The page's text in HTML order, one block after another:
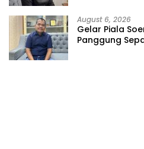
August 6, 2026
Gelar Piala
Panggung